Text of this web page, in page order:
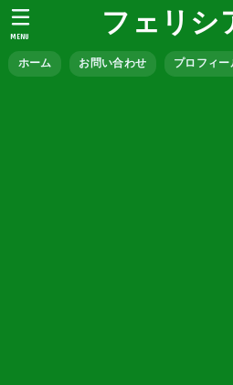
フェリシ
ホーム お問い合わせ プロフィー
MENU